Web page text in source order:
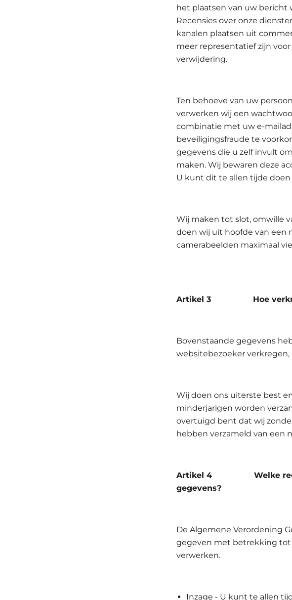
het plaatsen van uw bericht
Recensies over onze
kanalen plaatsen uit
meer representatief zijn
verwijdering.
Ten behoeve van uw
verwerken wij een
combinatie met uw e-
beveiligingsfraude te
gegevens die u zelf invult
maken. Wij bewaren deze
U kunt dit te allen tijde
Wij maken tot slot, omwille
doen wij uit hoofde van een
camerabeelden maximaal
Artikel 3 Hoe
Bovenstaande gegevens
websitebezoeker
Wij doen ons uiterste best
minderjarigen worden
overtuigd bent dat wij
hebben verzameld van een
Artikel 4 Welke
gegevens?
De Algemene Verordening
gegeven met betrekking tot
verwerken.
Inzage - U kunt te allen